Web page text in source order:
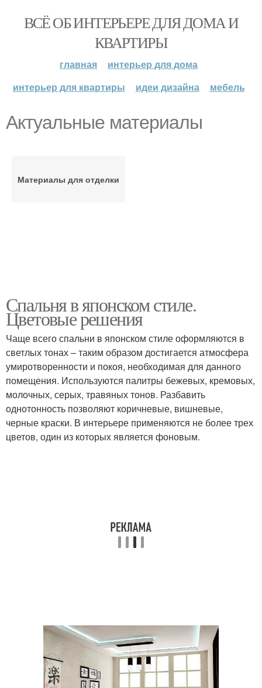
ВСЁ ОБ ИНТЕРЬЕРЕ ДЛЯ ДОМА И
КВАРТИРЫ
главная
интерьер для дома
интерьер для квартиры
идеи дизайна мебель
Актуальные материалы
Материалы для отделки
Спальня в японском стиле.
Цветовые решения
Чаще всего спальни в японском стиле оформляются в
светлых тонах – таким образом достигается атмосфера
умиротворенности и покоя, необходимая для данного
помещения. Используются палитры бежевых, кремовых,
молочных, серых, травяных тонов. Разбавить
однотонность позволяют коричневые, вишневые,
черные краски. В интерьере применяются не более трех
цветов, один из которых является фоновым.